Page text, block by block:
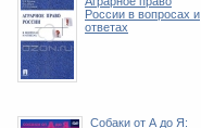
России в вопросах и
ответах
Собаки от А до Я: